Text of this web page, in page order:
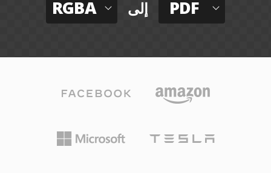
RGBA إلى PDF